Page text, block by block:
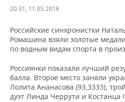
ДЕКЛАРАЦИИ О ДОХОДАХ
ВУЗЫ ТАТАРСТАНА
НОВОСТИ ЭКОНОМИКИ
БАНКИ
ПРОМЫШЛЕННОСТЬ
ПРОМЫШЛЕННОСТИ
АГРОПРОМ
НОВОСТИ НЕДВИЖИМОСТИ
АВТО
20:31, 11.05.2016
Российские синхронистки
Ромашина взяли золотые
по водным видам спорта в
Россиянки показали лучший
балла. Второе место заняли
Лолита Ананасова (93,3333),
дуэт Линда Черрути и Костанца